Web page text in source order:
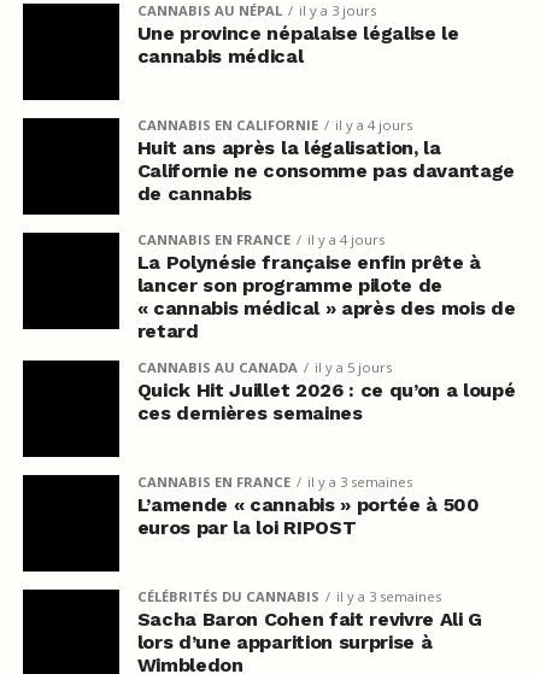
CANNABIS AU NÉPAL il y a 3 jours
Une province népalaise légalise le
cannabis médical
CANNABIS EN CALIFORNIE il y a 4 jours
Huit ans après la légalisation, la
Californie ne consomme pas davantage
de cannabis
CANNABIS EN FRANCE il y a 4 jours
La Polynésie française enfin prête à
lancer son programme pilote de
« cannabis médical » après des mois de
retard
CANNABIS AU CANADA il y a 5 jours
Quick Hit Juillet 2026 : ce qu’on a loupé
ces dernières semaines
CANNABIS EN FRANCE il y a 3 semaines
L’amende « cannabis » portée à 500
euros par la loi RIPOST
CÉLÉBRITÉS DU CANNABIS il y a 3 semaines
Sacha Baron Cohen fait revivre Ali G
lors d’une apparition surprise à
Wimbledon